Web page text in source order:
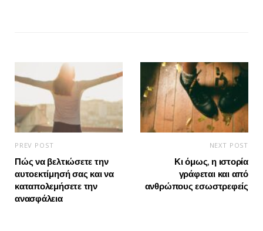
PREV POST
Πώς να βελτιώσετε την
αυτοεκτίμησή σας και να
καταπολεμήσετε την
ανασφάλεια
NEXT POST
Κι όμως, η ιστορία
γράφεται και από
ανθρώπους εσωστρεφείς